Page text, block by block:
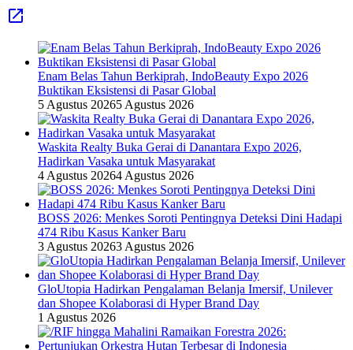
Enam Belas Tahun Berkiprah, IndoBeauty Expo 2026
Buktikan Eksistensi di Pasar Global
5 Agustus 20265 Agustus 2026
Waskita Realty Buka Gerai di Danantara Expo 2026,
Hadirkan Vasaka untuk Masyarakat
4 Agustus 20264 Agustus 2026
BOSS 2026: Menkes Soroti Pentingnya Deteksi Dini Hadapi
474 Ribu Kasus Kanker Baru
3 Agustus 20263 Agustus 2026
GloUtopia Hadirkan Pengalaman Belanja Imersif, Unilever
dan Shopee Kolaborasi di Hyper Brand Day
1 Agustus 2026